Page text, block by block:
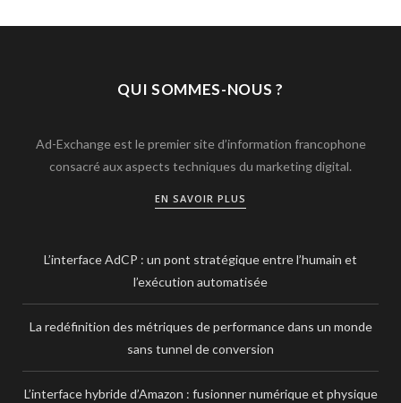
QUI SOMMES-NOUS ?
Ad-Exchange est le premier site d’information francophone
consacré aux aspects techniques du marketing digital.
EN SAVOIR PLUS
L’interface AdCP : un pont stratégique entre l’humain et
l’exécution automatisée
La redéfinition des métriques de performance dans un monde
sans tunnel de conversion
L’interface hybride d’Amazon : fusionner numérique et physique